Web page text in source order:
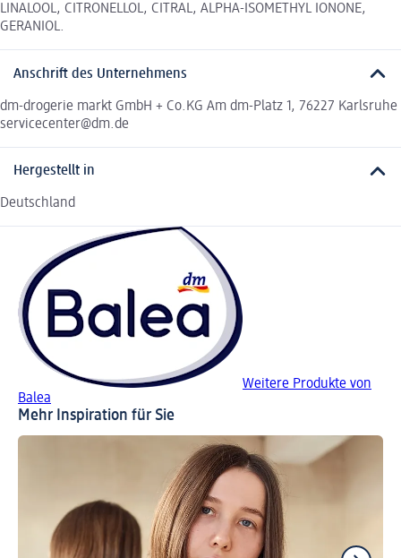
LINALOOL, CITRONELLOL, CITRAL, ALPHA-ISOMETHYL IONONE,
GERANIOL.
Anschrift des Unternehmens
dm-drogerie markt GmbH + Co.KG Am dm-Platz 1, 76227 Karlsruhe
servicecenter@dm.de
Hergestellt in
Deutschland
Weitere Produkte von
Balea
Mehr Inspiration für Sie